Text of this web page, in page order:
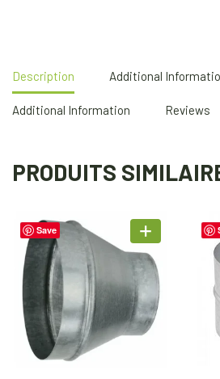
Description Additional
Additional Information Reviews
PRODUITS
Save